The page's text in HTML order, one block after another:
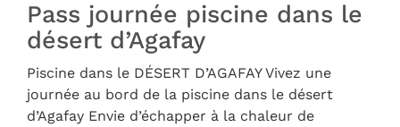
Pass journée piscine dans le
désert d’Agafay
Piscine dans le DÉSERT D’AGAFAY Vivez une
journée au bord de la piscine dans le désert
d’Agafay Envie d’échapper à la chaleur de